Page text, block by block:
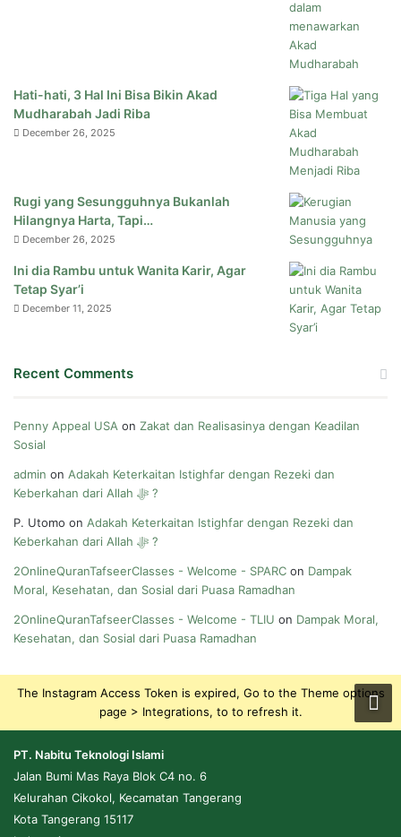
Hati-hati, 3 Hal Ini Bisa Bikin Akad
Mudharabah Jadi Riba
December 26, 2025
Rugi yang Sesungguhnya Bukanlah
Hilangnya Harta, Tapi…
December 26, 2025
Ini dia Rambu untuk Wanita Karir, Agar
Tetap Syar’i
December 11, 2025
Recent Comments
Penny Appeal USA on Zakat dan Realisasinya dengan Keadilan
Sosial
admin on Adakah Keterkaitan Istighfar dengan Rezeki dan
Keberkahan dari Allah ﷻ ?
P. Utomo on Adakah Keterkaitan Istighfar dengan Rezeki dan
Keberkahan dari Allah ﷻ ?
2OnlineQuranTafseerClasses - Welcome - SPARC on Dampak
Moral, Kesehatan, dan Sosial dari Puasa Ramadhan
2OnlineQuranTafseerClasses - Welcome - TLIU on Dampak Moral,
Kesehatan, dan Sosial dari Puasa Ramadhan
The Instagram Access Token is expired, Go to the Theme options
page > Integrations, to to refresh it.
PT. Nabitu Teknologi Islami
Jalan Bumi Mas Raya Blok C4 no. 6
Kelurahan Cikokol, Kecamatan Tangerang
Kota Tangerang 15117